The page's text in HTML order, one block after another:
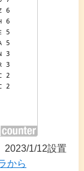
2023/1/12設置
から